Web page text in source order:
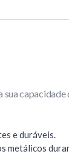
e duráveis.